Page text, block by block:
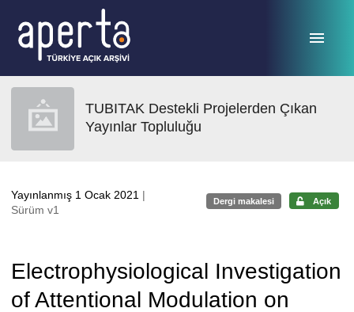
TUBITAK Destekli Projelerden Çıkan
Yayınlar Topluluğu
Yayınlanmış 1 Ocak 2021 |
Sürüm v1
Dergi makalesi Açık
Electrophysiological Investigation
of Attentional Modulation on